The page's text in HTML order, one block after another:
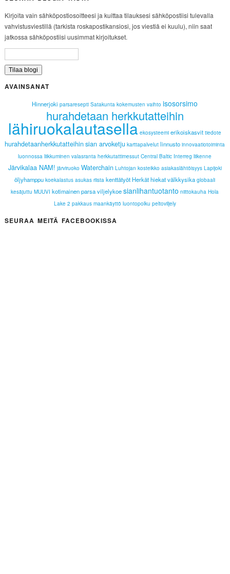
Kirjoita vain sähköpostiosoitteesi ja kuittaa tilauksesi sähköpostiisi tulevalla
vahvistusviestillä (tarkista roskapostikansiosi, jos viestiä ei kuulu), niin saat
jatkossa sähköpostiisi uusimmat kirjoitukset.
AVAINSANAT
Hinnerjoki parsaresepti Satakunta kokemusten vaihto isosorsimo
hurahdetaan herkkutatteihin
lähiruokalautasella ekosysteemi erikoiskasvit tiedote
hurahdetaanherkkutatteihinsian arvoketju karttapalvelut linnusto innovaatiotoiminta
luonnossa liikkuminen valasranta herkkutattimessut Central Baltic Interreg liikenne
Järvikalaa NAM! järviruoko Waterchain Luhtojan kosteikko asiakaslähtöisyys Lapijoki
öljyhamppu koekalastus asukas riista kenttätyöt Herkät hiekat välkkysika globaali
kesäjuttu MUUVI kotimainen parsa viljelykoe sianlihantuotanto niittokauha Hola
Lake 2 pakkaus maankäyttö luontopolku peltoviljely
SEURAA MEITÄ FACEBOOKISSA